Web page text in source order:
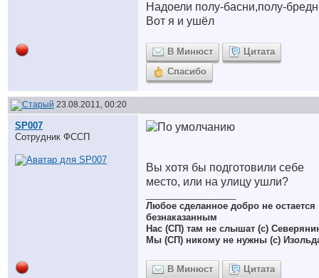
Надоели полу-басни,полу-
Вот я и ушёл
В Минюст
Цитата
Спасибо
23.08.2011, 00:20
SP007
Сотрудник ФССП
Вы хотя бы подготовили себе
место, или на улицу ушли?
Любое сделанное добро не остается
безнаказанным
Нас (СП) там не слышат (с)
Мы (СП) никому не нужны (с)
В Минюст
Цитата